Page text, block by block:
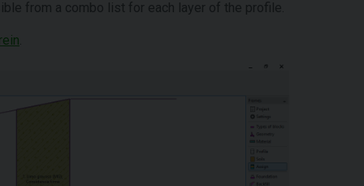
from a combo list for each layer of the profile.